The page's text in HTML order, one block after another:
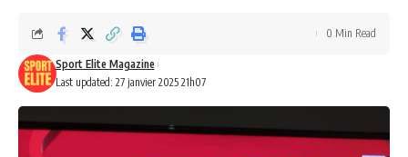
Last updated: 27 janvier 2025 21h07
Sport Elite Magazine
0 Min Read